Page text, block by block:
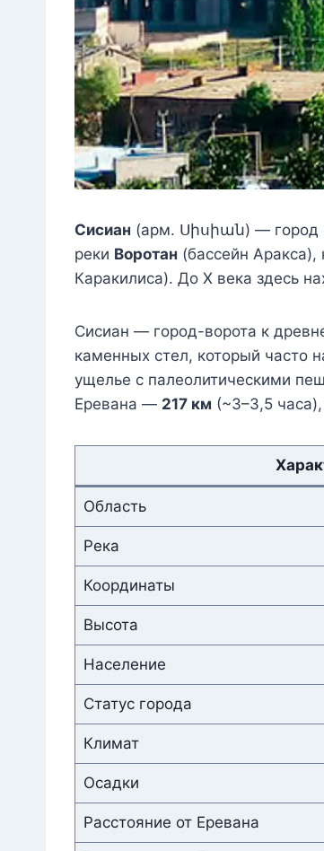
Сисиан (арм. Սիսիան) — город
реки Воротан (бассейн Аракса),
Каракилиса). До X века здесь
Сисиан — город-ворота к
каменных стел, который часто
ущелье с палеолитическими
Еревана — 217 км (~3–3,5
Область
Река
Координаты
Высота
Население
Статус города
Климат
Осадки
Расстояние от Еревана